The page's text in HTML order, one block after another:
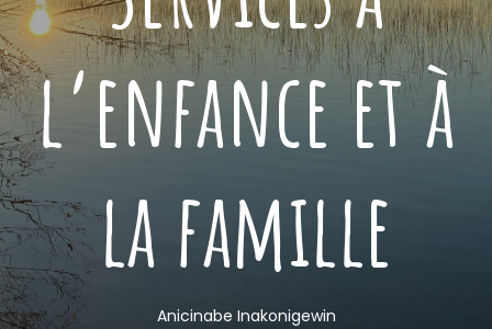
l’enfance et à
la famille
Anicinabe Inakonigewin